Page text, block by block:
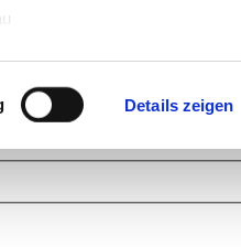
Details zeigen